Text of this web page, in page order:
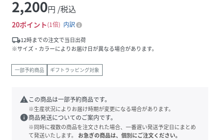
2,200円 /税込
20ポイント 1倍
内訳
local_shipping12時までの注文で当日出荷
※サイズ・カラーによりお届け日が異なる場合があります。
一部予約商品 ギフトラッピング対象
warning この商品は一部予約商品です。
※生産状況によりお届け時期が変更になる場合があります。
info商品発送についてのご案内です。
※同時に複数の商品を注文された場合、一番遅い発送予定日にまとめ
て発送いたします。
お急ぎの商品は、個別にご注文ください。